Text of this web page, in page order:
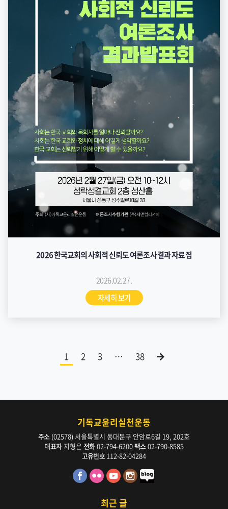
2026 한국교회의 사회적 신뢰도 여론조사 결과 자료집
2026.02.27.
자세히 보기
1 2 3 … 38
기독교윤리실천운동
주소 (02578) 서울특별시 동대문구 안암로6길 19, 202호
대표자지형은 전화02-794-6200팩스 02-790-8585
고유번호 112-82-04284
최근 글